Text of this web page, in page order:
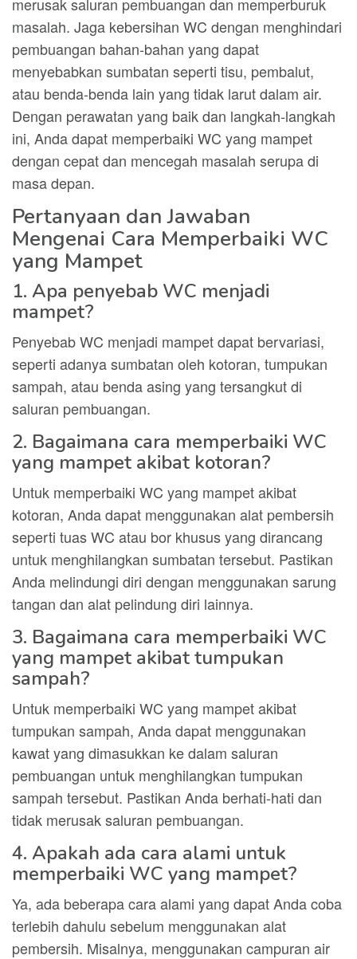
masalah. Jaga kebersihan WC dengan menghindari
pembuangan bahan-bahan yang dapat
menyebabkan sumbatan seperti tisu, pembalut,
atau benda-benda lain yang tidak larut dalam air.
Dengan perawatan yang baik dan langkah-langkah
ini, Anda dapat memperbaiki WC yang mampet
dengan cepat dan mencegah masalah serupa di
masa depan.
Pertanyaan dan Jawaban
Mengenai Cara Memperbaiki WC
yang Mampet
1. Apa penyebab WC menjadi
mampet?
Penyebab WC menjadi mampet dapat bervariasi,
seperti adanya sumbatan oleh kotoran, tumpukan
sampah, atau benda asing yang tersangkut di
saluran pembuangan.
2. Bagaimana cara memperbaiki WC
yang mampet akibat kotoran?
Untuk memperbaiki WC yang mampet akibat
kotoran, Anda dapat menggunakan alat pembersih
seperti tuas WC atau bor khusus yang dirancang
untuk menghilangkan sumbatan tersebut. Pastikan
Anda melindungi diri dengan menggunakan sarung
tangan dan alat pelindung diri lainnya.
3. Bagaimana cara memperbaiki WC
yang mampet akibat tumpukan
sampah?
Untuk memperbaiki WC yang mampet akibat
tumpukan sampah, Anda dapat menggunakan
kawat yang dimasukkan ke dalam saluran
pembuangan untuk menghilangkan tumpukan
sampah tersebut. Pastikan Anda berhati-hati dan
tidak merusak saluran pembuangan.
4. Apakah ada cara alami untuk
memperbaiki WC yang mampet?
Ya, ada beberapa cara alami yang dapat Anda coba
terlebih dahulu sebelum menggunakan alat
pembersih. Misalnya, menggunakan campuran air